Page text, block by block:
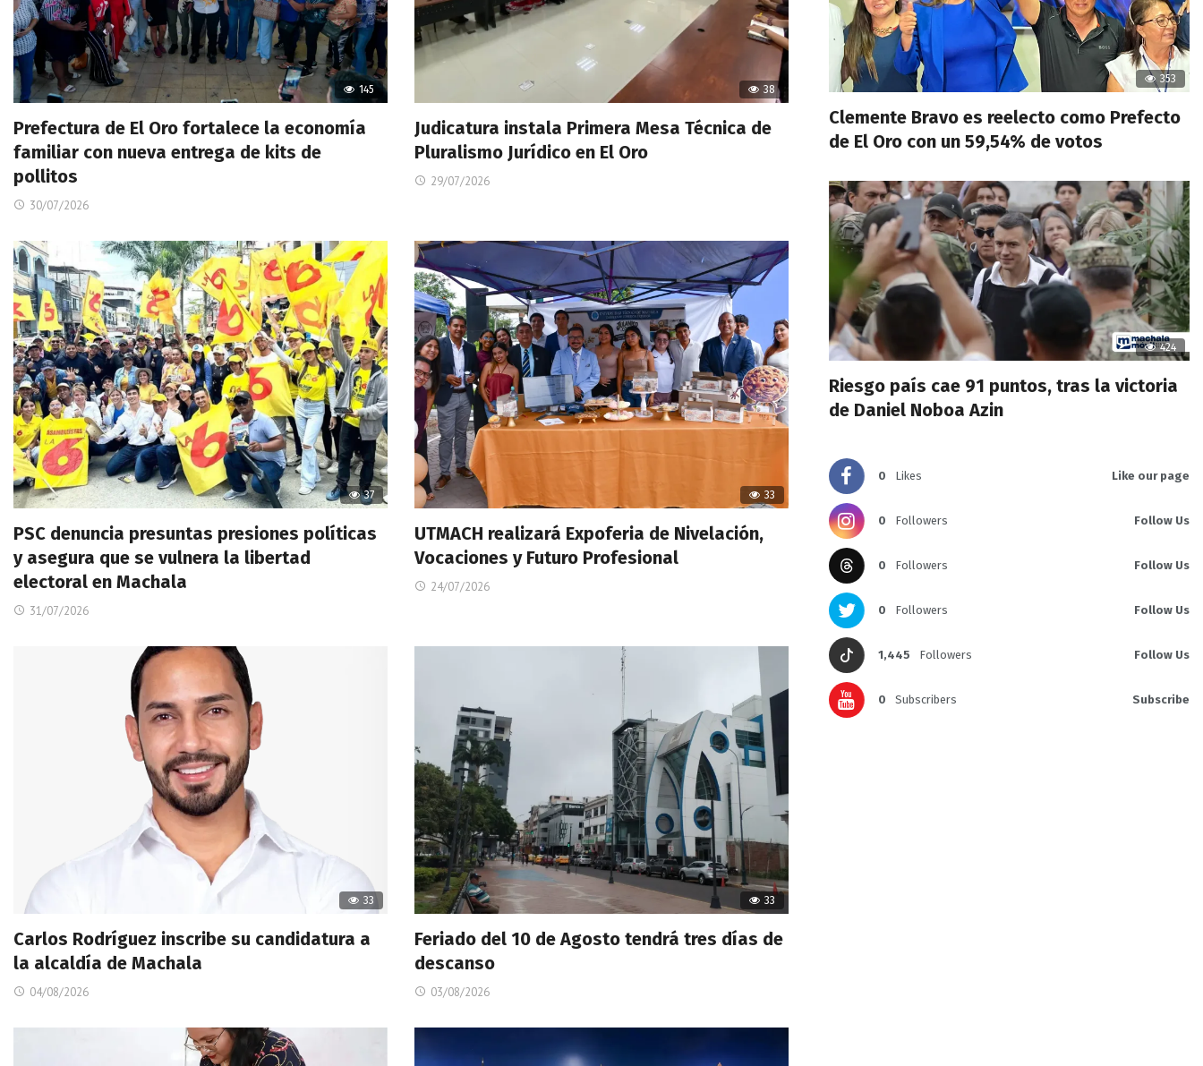
145
Prefectura de El Oro fortalece la economía
familiar con nueva entrega de kits de
pollitos
30/07/2026
38
Judicatura instala Primera Mesa Técnica de
Pluralismo Jurídico en El Oro
29/07/2026
37
PSC denuncia presuntas presiones políticas
y asegura que se vulnera la libertad
electoral en Machala
31/07/2026
33
UTMACH realizará Expoferia de Nivelación,
Vocaciones y Futuro Profesional
24/07/2026
33
Carlos Rodríguez inscribe su candidatura a
la alcaldía de Machala
04/08/2026
33
Feriado del 10 de Agosto tendrá tres días de
descanso
03/08/2026
353
Clemente Bravo es reelecto como Prefecto
de El Oro con un 59,54% de votos
424
Riesgo país cae 91 puntos, tras la victoria
de Daniel Noboa Azin
0 Likes Like our page
0 Followers Follow Us
0 Followers Follow Us
0 Followers Follow Us
1,445 Followers Follow Us
0 Subscribers Subscribe